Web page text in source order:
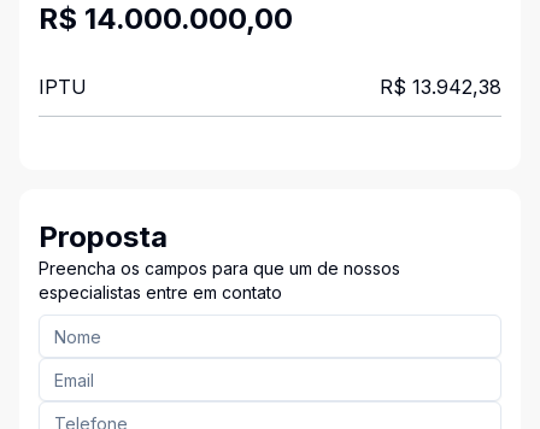
R$ 14.000.000,00
IPTU R$ 13.942,38
Proposta
Preencha os campos para que um de nossos
especialistas entre em contato